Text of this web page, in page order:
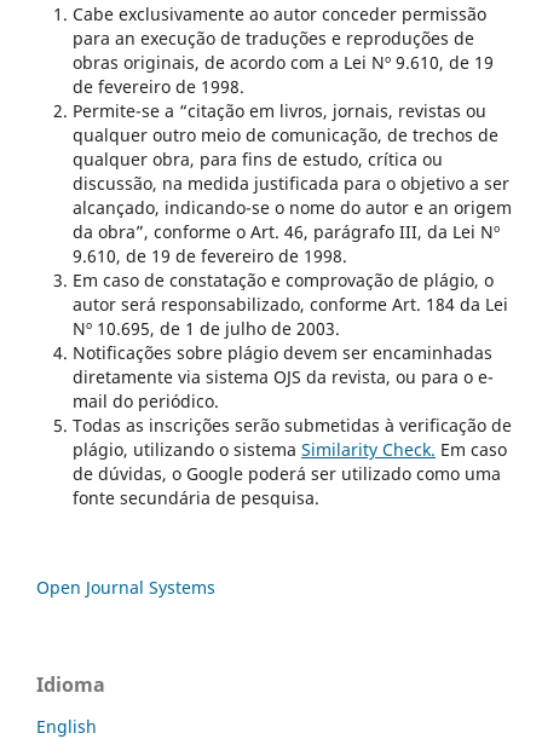
Cabe exclusivamente ao autor conceder permissão
para an execução de traduções e reproduções de
obras originais, de acordo com a Lei Nº 9.610, de 19
de fevereiro de 1998.
Permite-se a “citação em livros, jornais, revistas ou
qualquer outro meio de comunicação, de trechos de
qualquer obra, para fins de estudo, crítica ou
discussão, na medida justificada para o objetivo a ser
alcançado, indicando-se o nome do autor e an origem
da obra”, conforme o Art. 46, parágrafo III, da Lei Nº
9.610, de 19 de fevereiro de 1998.
Em caso de constatação e comprovação de plágio, o
autor será responsabilizado, conforme Art. 184 da Lei
Nº 10.695, de 1 de julho de 2003.
Notificações sobre plágio devem ser encaminhadas
diretamente via sistema OJS da revista, ou para o e-
mail do periódico.
Todas as inscrições serão submetidas à verificação de
plágio, utilizando o sistema Similarity Check. Em caso
de dúvidas, o Google poderá ser utilizado como uma
fonte secundária de pesquisa.
Open Journal Systems
Idioma
English